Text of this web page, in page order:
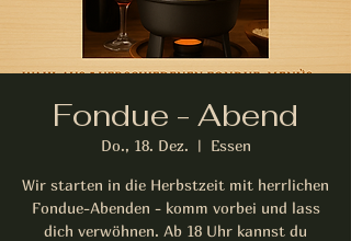
Fondue - Abend
Do., 18. Dez.
  |
Essen
Wir starten in die Herbstzeit mit herrlichen
Fondue-Abenden - komm vorbei und lass
dich verwöhnen. Ab 18 Uhr kannst du